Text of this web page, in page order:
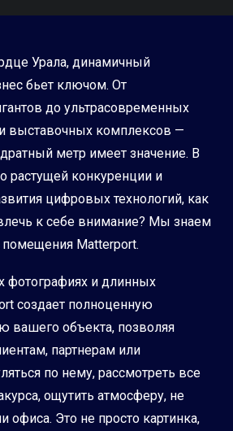
Урала, динамичный
бьет ключом. От
до ультрасовременных
выставочных комплексов —
метр имеет значение. В
растущей конкуренции и
цифровых технологий, как
к себе внимание? Мы знаем
Matterport.
фотографиях и длинных
создает полноценную
вашего объекта, позволяя
партнерам или
по нему, рассмотреть все
ощутить атмосферу, не
офиса. Это не просто картинка,